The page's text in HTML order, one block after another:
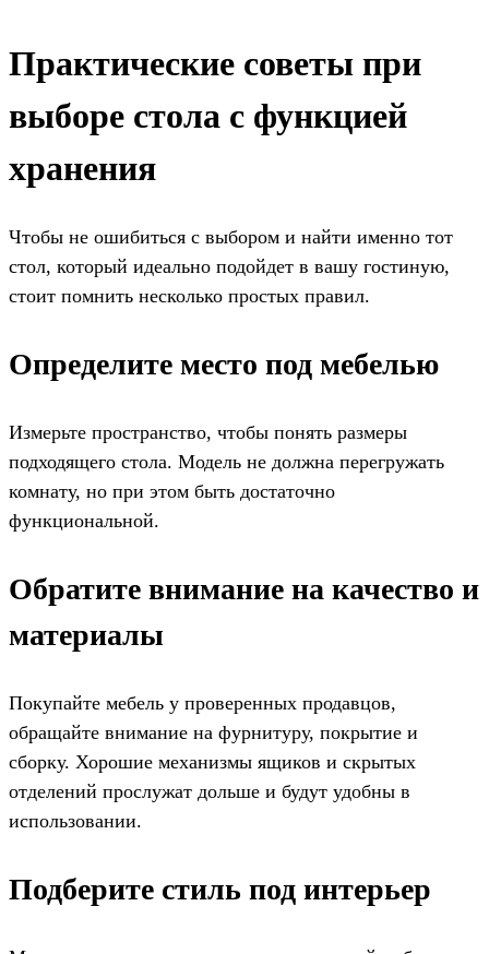
Практические советы при
выборе стола с функцией
хранения
Чтобы не ошибиться с выбором и найти именно тот
стол, который идеально подойдет в вашу гостиную,
стоит помнить несколько простых правил.
Определите место под мебелью
Измерьте пространство, чтобы понять размеры
подходящего стола. Модель не должна перегружать
комнату, но при этом быть достаточно
функциональной.
Обратите внимание на качество и
материалы
Покупайте мебель у проверенных продавцов,
обращайте внимание на фурнитуру, покрытие и
сборку. Хорошие механизмы ящиков и скрытых
отделений прослужат дольше и будут удобны в
использовании.
Подберите стиль под интерьер